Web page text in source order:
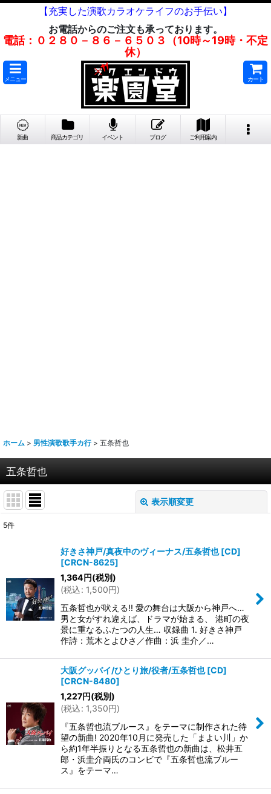
【充実した演歌カラオケライフのお手伝い】
お電話からのご注文も承っております。
電話：０２８０－８６－６５０３（10時～19時・不定
休）
メニュー カート
新曲 商品カテゴリ イベント ブログ ご利用案内
ホーム > 男性演歌歌手カ行 > 五条哲也
五条哲也
表示順変更
絞り込む
5件
好きさ神戸/真夜中のヴィーナス/五条哲也 [CD]
[CRCN-8625]
1,364円(税別)
(税込: 1,500円)
五条哲也が吠える!! 愛の舞台は大阪から神戸へ…
男と女がすれ違えば、ドラマが始まる、 港町の夜
景に重なるふたつの人生… 収録曲 1. 好きさ神戸
作詩：荒木とよひさ／作曲：浜 圭介／…
大阪グッバイ/ひとり旅/役者/五条哲也 [CD]
[CRCN-8480]
1,227円(税別)
(税込: 1,350円)
『五条哲也流ブルース』をテーマに制作された待
望の新曲! 2020年10月に発売した「まよい川」か
ら約1年半振りとなる五条哲也の新曲は、松井五
郎・浜圭介両氏のコンビで『五条哲也流ブルー
ス』をテーマ…